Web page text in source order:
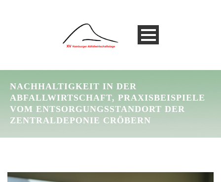
NACHHALTIGKEIT IN DER
ABFALLWIRTSCHAFT, PRAXISBEISPIELE
VOM ENTSORGUNGSSTANDORT DER
ZENTRALDEPONIE CRÖBERN